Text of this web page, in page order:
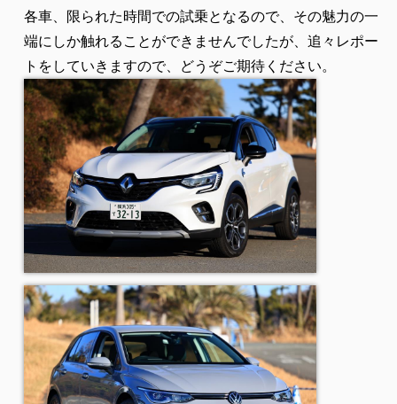
各車、限られた時間での試乗となるので、その魅力の一
端にしか触れることができませんでしたが、追々レポー
トをしていきますので、どうぞご期待ください。